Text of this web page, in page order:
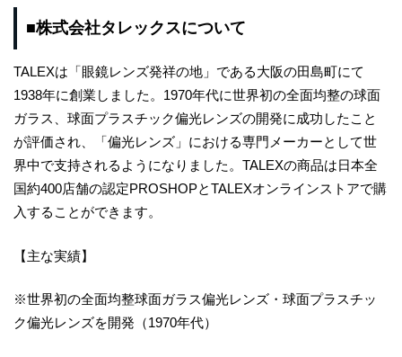
■株式会社タレックスについて
TALEXは「眼鏡レンズ発祥の地」である大阪の田島町にて
1938年に創業しました。1970年代に世界初の全面均整の球面
ガラス、球面プラスチック偏光レンズの開発に成功したこと
が評価され、「偏光レンズ」における専門メーカーとして世
界中で支持されるようになりました。TALEXの商品は日本全
国約400店舗の認定PROSHOPとTALEXオンラインストアで購
入することができます。
【主な実績】
※世界初の全面均整球面ガラス偏光レンズ・球面プラスチッ
ク偏光レンズを開発（1970年代）